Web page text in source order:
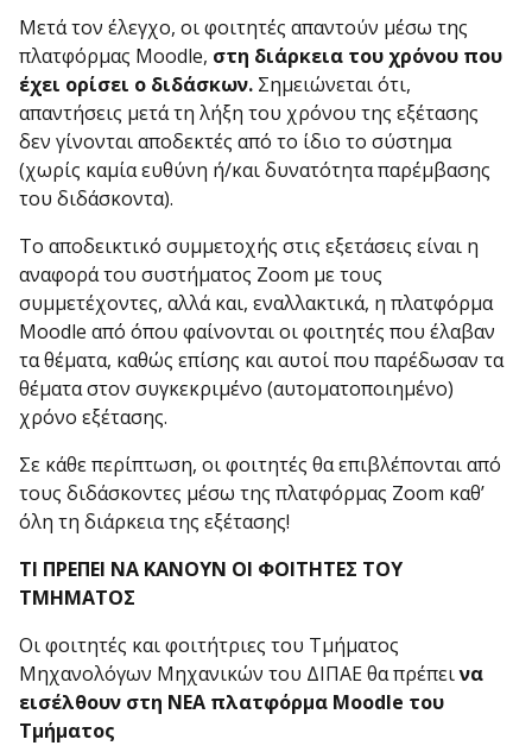
Μετά τον έλεγχο, οι φοιτητές απαντούν μέσω της
πλατφόρμας Moodle, στη διάρκεια του χρόνου που
έχει ορίσει ο διδάσκων. Σημειώνεται ότι,
απαντήσεις μετά τη λήξη του χρόνου της εξέτασης
δεν γίνονται αποδεκτές από το ίδιο το σύστημα
(χωρίς καμία ευθύνη ή/και δυνατότητα παρέμβασης
του διδάσκοντα).
Το αποδεικτικό συμμετοχής στις εξετάσεις είναι η
αναφορά του συστήματος Zoom με τους
συμμετέχοντες, αλλά και, εναλλακτικά, η πλατφόρμα
Moodle από όπου φαίνονται οι φοιτητές που έλαβαν
τα θέματα, καθώς επίσης και αυτοί που παρέδωσαν τα
θέματα στον συγκεκριμένο (αυτοματοποιημένο)
χρόνο εξέτασης.
Σε κάθε περίπτωση, οι φοιτητές θα επιβλέπονται από
τους διδάσκοντες μέσω της πλατφόρμας Zoom καθ’
όλη τη διάρκεια της εξέτασης!
ΤΙ ΠΡΕΠΕΙ ΝΑ ΚΑΝΟΥΝ ΟΙ ΦΟΙΤΗΤΕΣ ΤΟΥ
ΤΜΗΜΑΤΟΣ
Οι φοιτητές και φοιτήτριες του Τμήματος
Μηχανολόγων Μηχανικών του ΔΙΠΑΕ θα πρέπεινα
εισέλθουν στη ΝΕΑ πλατφόρμα Moodle του
Τμήματος